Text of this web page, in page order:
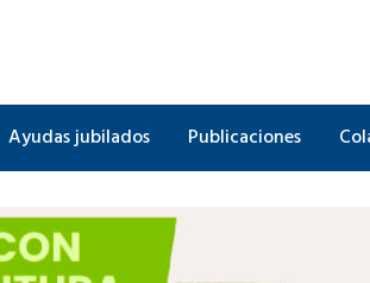
Ayudas jubilados Publicaciones